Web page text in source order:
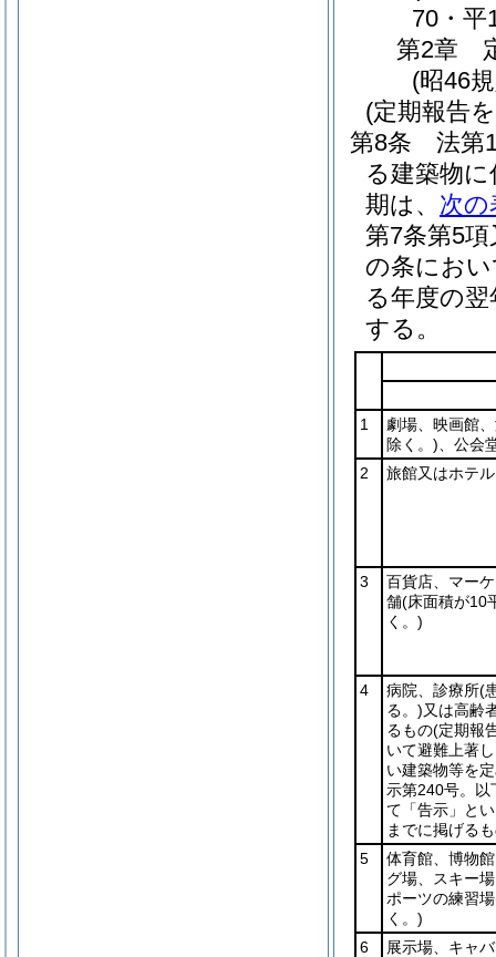
70・平
第2章
(昭46
(定期報告
第8条
法第
る建築物
期は、 次の
第7条第5
の条にお
る年度の
する。
1
劇場、映画館
除く。) 、公会
2
旅館又はホテル
3
百貨店、マー
舗(床面積が10
く。)
4 病院、診療所(
る。)又は高齢
るもの(定期報
いて避難上著
い建築物等を
示第240号。以
て「告示」と
までに掲げる
5
体育館、博物
グ場、スキー
ポーツの練習場
く。)
6
展示場、キャ